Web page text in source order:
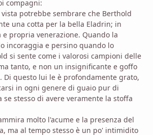
compagni:
potrebbe sembrare che Berthold
una cotta per la bella Eladrin; in
e propria venerazione. Quando la
incoraggia e persino quando lo
si sente come i valorosi campioni delle
tanto, e non un insignificante e goffo
Di questo lui le è profondamente grato,
in ogni genere di guaio pur di
se stesso di avere veramente la stoffa
molto l'acume e la presenza del
ma al tempo stesso è un po' intimidito